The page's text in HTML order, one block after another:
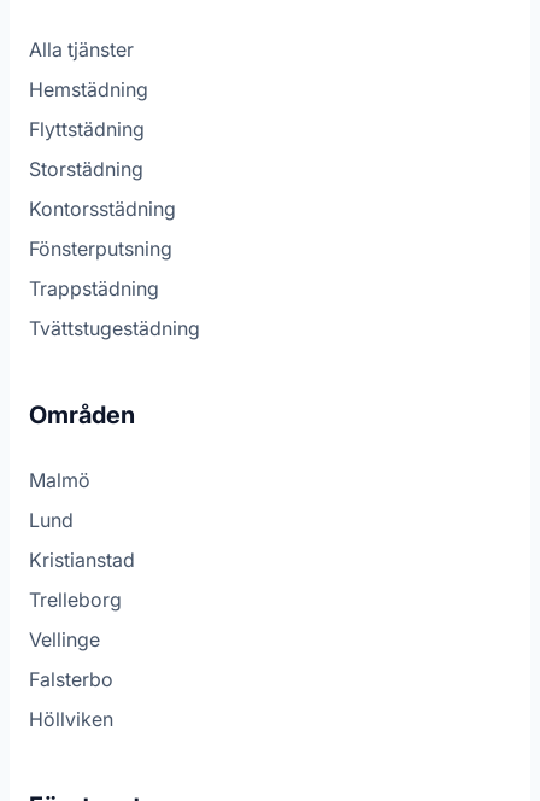
Alla tjänster
Hemstädning
Flyttstädning
Storstädning
Kontorsstädning
Fönsterputsning
Trappstädning
Tvättstugestädning
Områden
Malmö
Lund
Kristianstad
Trelleborg
Vellinge
Falsterbo
Höllviken